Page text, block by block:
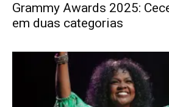
Grammy Awards 2025:
em duas categorias